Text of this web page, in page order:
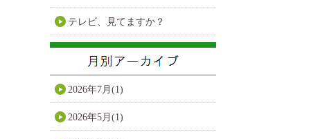
テレビ、見てますか？
2026年7月(1)
2026年5月(1)